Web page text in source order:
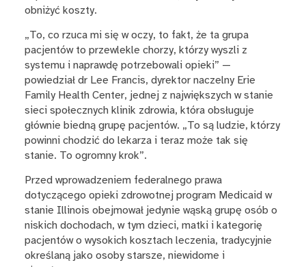
obniżyć koszty.
„To, co rzuca mi się w oczy, to fakt, że ta grupa
pacjentów to przewlekle chorzy, którzy wyszli z
systemu i naprawdę potrzebowali opieki” —
powiedział dr Lee Francis, dyrektor naczelny Erie
Family Health Center, jednej z największych w stanie
sieci społecznych klinik zdrowia, która obsługuje
głównie biedną grupę pacjentów. „To są ludzie, którzy
powinni chodzić do lekarza i teraz może tak się
stanie. To ogromny krok”.
Przed wprowadzeniem federalnego prawa
dotyczącego opieki zdrowotnej program Medicaid w
stanie Illinois obejmował jedynie wąską grupę osób o
niskich dochodach, w tym dzieci, matki i kategorię
pacjentów o wysokich kosztach leczenia, tradycyjnie
określaną jako osoby starsze, niewidome i